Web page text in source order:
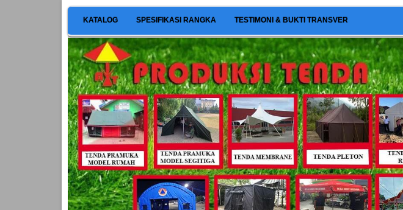
KATALOG SPESIFIKASI RANGKA TESTIMONI & BUKTI TRANSVER